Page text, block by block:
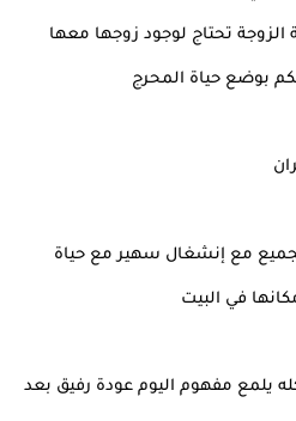
الزوجة تحتاج لوجود زوجها معها
بوضع حياة المحرج
مع إنشغال سهير مع حياة
في البيت
يلمع مفهوم اليوم عودة رفيق بعد